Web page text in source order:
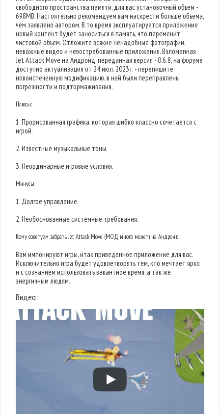
свободного пространства памяти, для вас установочный объем -
698MB. Настоятельно рекомендуем вам наскрести больше объема,
чем заявлено автором. В то время эксплуатируется приложение
новый контент будет заноситься в память, что переменит
чистовой объем. Отложите всякие ненадобные фотографии,
неважные видео и невостребованные приложения. Взломанная
Jet Attack Move на Андроид, переданная версия - 0.6.8, на форуме
доступно актуализация от 24 июл. 2023 г. - перепишите
новоиспеченную модификацию, в ней были переправлены
погрешности и подтормаживания.
Плюсы:
1. Прорисованная графика, которая шибко классно сочетается с
игрой.
2. Известные музыкальные тоны.
3. Неординарные игровые условия.
Минусы:
1. Долгое управление.
2. Необоснованные системные требования.
Кому советуем забрать Jet Attack Move (МОД много монет) на Андроид
Вам импонируют игры, итак приведенное приложение для вас.
Исключительно игра будет удовлетворять тем, кто мечтает ярко
и с сознанием использовать вакантное время, а так же
энергичным людям.
Видео: